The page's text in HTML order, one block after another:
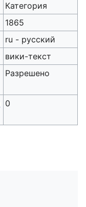
Категория
1865
ru - русский
вики-текст
Разрешено
0